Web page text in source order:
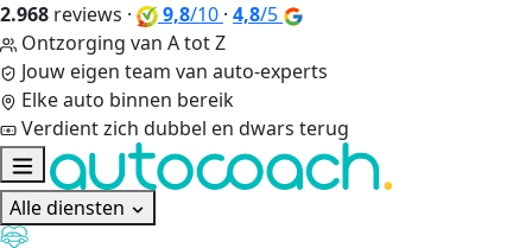
2.968 reviews · 9,8/10 · 4,8/5
Ontzorging van A tot Z
Jouw eigen team van auto-experts
Elke auto binnen bereik
Verdient zich dubbel en dwars terug
Alle diensten